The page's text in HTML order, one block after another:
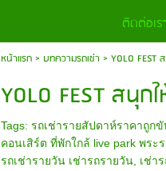
ติดต่อเร
หน้าแรก> บทความรถเช่า > YOLO FEST
YOLO FEST สนุ
Tags: รถเช่ารายสัปดาห์ราคาถูกขั
คอนเสิร์ต ที่พักใกล้ live park พระ
รถเช่ารายวัน เช่ารถรายวัน เช่า